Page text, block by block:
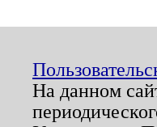
На данном